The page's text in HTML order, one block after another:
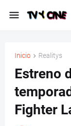
Inicio Realitys
Estreno
Fighter